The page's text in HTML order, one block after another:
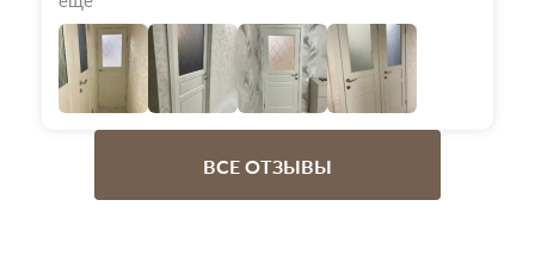
организована оперативно, тк у нас были очень
сжатые сроки ремонта! Установка прошла
отлично, спасибо мастеру, было сложно , но он
все сделал отлично! Благодарим за
сотрудничество!
ВСЕ ОТЗЫВЫ